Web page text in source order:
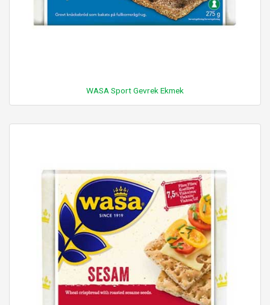
WASA Sport Gevrek Ekmek